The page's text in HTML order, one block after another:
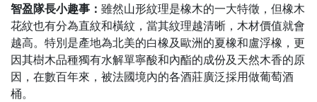
智盈隊長小趣事： 雖然山形紋理是橡木的一大特徵，但橡木
花紋也有分為直紋和橫紋，當其紋理越清晰，木材價值就會
越高。特別是產地為北美的白橡及歐洲的夏橡和盧浮橡，更
因其樹木品種獨有水解單寧酸和內酯的成份及天然木香的原
因，在數百年來，被法國境內的各酒莊廣泛採用做葡萄酒
桶。